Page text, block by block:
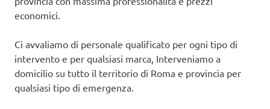
economici.
Ci avvaliamo di personale qualificato per ogni tipo di
intervento e per qualsiasi marca, Interveniamo a
domicilio su tutto il territorio di Roma e provincia per
qualsiasi tipo di emergenza.